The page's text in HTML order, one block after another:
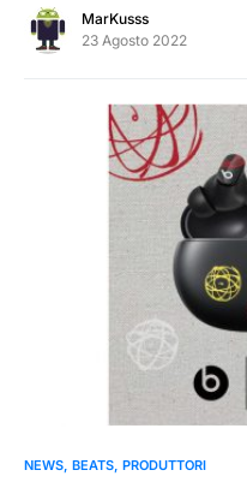
MarKusss
23 Agosto 2022
0
NEWS BEATS PRODUTTORI